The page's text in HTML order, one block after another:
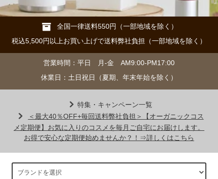
全国一律送料550円（一部地域を除く）
税込5,500円以上お買い上げで送料弊社負担（一部地域を除く）
営業時間：平日 月-金 AM9:00-PM17:00
休業日：土日祝日（夏期、年末年始を除く）
特集・キャンペーン一覧
＜最大40％OFF+毎回送料弊社負担＞【オーガニックコス
メ定期便】お気に入りのコスメを毎月ご自宅にお届けします。
お得で安心な定期便始めませんか？！⇒詳しくはこちら